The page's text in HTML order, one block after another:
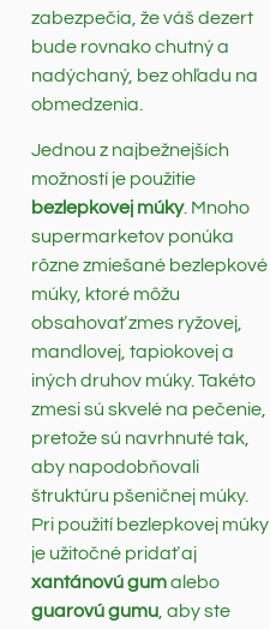
zabezpečia, že váš dezert
bude rovnako chutný a
nadýchaný, bez ohľadu na
obmedzenia.
Jednou z najbežnejších
možností je použitie
bezlepkovej múky. Mnoho
supermarketov ponúka
rôzne zmiešané bezlepkové
múky, ktoré môžu
obsahovať zmes ryžovej,
mandlovej, tapiokovej a
iných druhov múky. Takéto
zmesi sú skvelé na pečenie,
pretože sú navrhnuté tak,
aby napodobňovali
štruktúru pšeničnej múky.
Pri použití bezlepkovej múky
je užitočné pridať aj
xantánovú gumalebo
guarovú gumu, aby ste